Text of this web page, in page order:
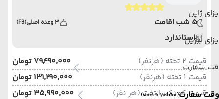
ژاپن
برزیل
سفارت
وقت سفارت(مشاهده همه)
5 شب اقامت 3 وعده اصلی (FB)
استاندارد
قیمت 2 تخته (هرنفر)
۷۹٬۴۹۰٬۰۰۰ تومان
قیمت 1 تخته (هرنفر)
۱۳۱٬۲۹۰٬۰۰۰ تومان
قیمت کودک با تخت (هر نفر)
۳۵٬۹۹۰٬۰۰۰ تومان